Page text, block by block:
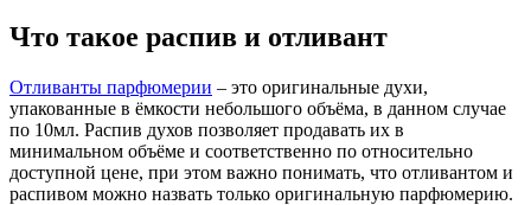
Что такое распив и отливант
Отливанты парфюмерии – это оригинальные духи,
упакованные в ёмкости небольшого объёма, в данном случае
по 10мл. Распив духов позволяет продавать их в
минимальном объёме и соответственно по относительно
доступной цене, при этом важно понимать, что отливантом и
распивом можно назвать только оригинальную парфюмерию.